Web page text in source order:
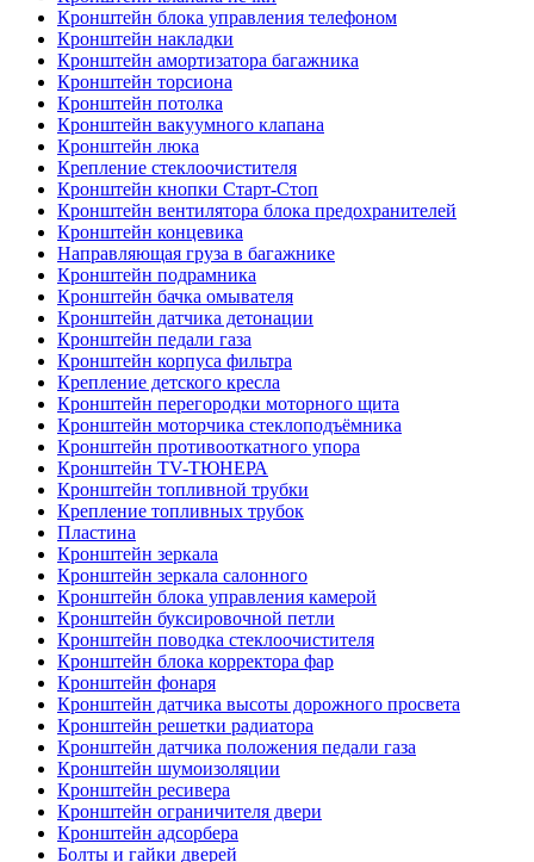
Кронштейн блока управления телефоном
Кронштейн накладки
Кронштейн амортизатора багажника
Кронштейн торсиона
Кронштейн потолка
Кронштейн вакуумного клапана
Кронштейн люка
Крепление стеклоочистителя
Кронштейн кнопки Старт-Стоп
Кронштейн вентилятора блока предохранителей
Кронштейн концевика
Направляющая груза в багажнике
Кронштейн подрамника
Кронштейн бачка омывателя
Кронштейн датчика детонации
Кронштейн педали газа
Кронштейн корпуса фильтра
Крепление детского кресла
Кронштейн перегородки моторного щита
Кронштейн моторчика стеклоподъёмника
Кронштейн противооткатного упора
Кронштейн TV-ТЮНЕРА
Кронштейн топливной трубки
Крепление топливных трубок
Пластина
Кронштейн зеркала
Кронштейн зеркала салонного
Кронштейн блока управления камерой
Кронштейн буксировочной петли
Кронштейн поводка стеклоочистителя
Кронштейн блока корректора фар
Кронштейн фонаря
Кронштейн датчика высоты дорожного просвета
Кронштейн решетки радиатора
Кронштейн датчика положения педали газа
Кронштейн шумоизоляции
Кронштейн ресивера
Кронштейн ограничителя двери
Кронштейн адсорбера
Болты и гайки дверей